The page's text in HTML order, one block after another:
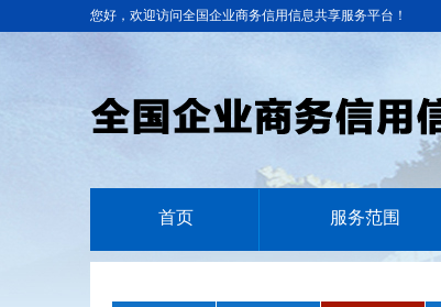
您好，欢迎访问全国企业商务信用信息共享服务平台！
首页 服务范围